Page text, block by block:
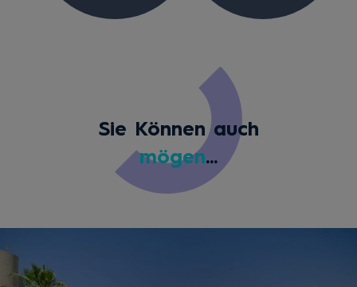
Sie Können auch
mögen...